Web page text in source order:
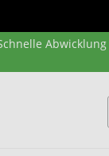
Abwicklung